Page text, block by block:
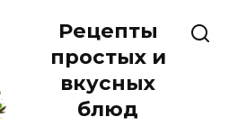
Рецепты
простых и
вкусных
блюд